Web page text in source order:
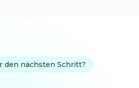
den nächsten Schritt?